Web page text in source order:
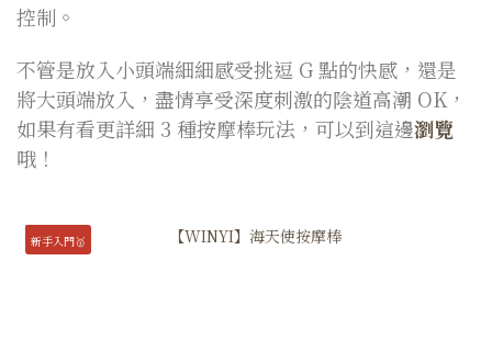
控制。
不管是放入小頭端細細感受挑逗 G 點的快感，還是
將大頭端放入，盡情享受深度刺激的陰道高潮 OK，
如果有看更詳細 3 種按摩棒玩法，可以到這邊瀏覽
哦！
新手入門🥇